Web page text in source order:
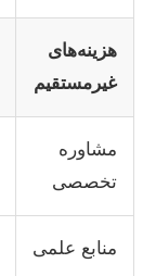
هزینه‌های
غیرمستقیم
مشاوره
تخصصی
منابع علمی